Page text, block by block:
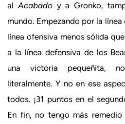
alAcabadoy a Gronko,
mundo. Empezando por la línea
línea ofensiva menos sólida
a la línea defensiva de los
una victoria pequeñita,
literalmente. Y no en ese
todos. ¡31 puntos en el
En fin, no tengo más